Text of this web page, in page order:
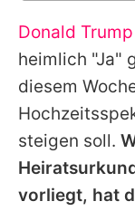
Donald
heimlich "Ja"
diesem
steigen soll.
vorliegt, hat